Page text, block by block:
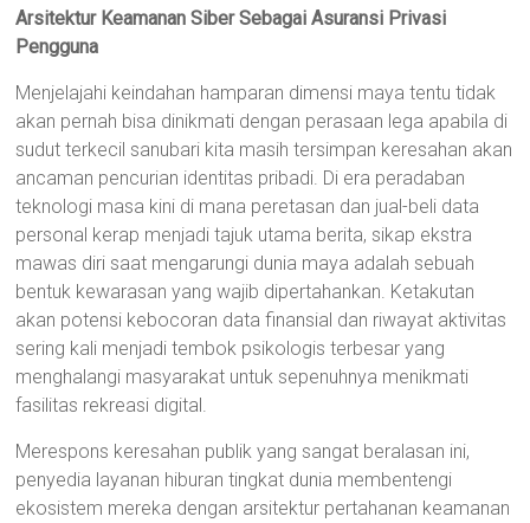
Arsitektur Keamanan Siber Sebagai Asuransi Privasi
Pengguna
Menjelajahi keindahan hamparan dimensi maya tentu tidak
akan pernah bisa dinikmati dengan perasaan lega apabila di
sudut terkecil sanubari kita masih tersimpan keresahan akan
ancaman pencurian identitas pribadi. Di era peradaban
teknologi masa kini di mana peretasan dan jual-beli data
personal kerap menjadi tajuk utama berita, sikap ekstra
mawas diri saat mengarungi dunia maya adalah sebuah
bentuk kewarasan yang wajib dipertahankan. Ketakutan
akan potensi kebocoran data finansial dan riwayat aktivitas
sering kali menjadi tembok psikologis terbesar yang
menghalangi masyarakat untuk sepenuhnya menikmati
fasilitas rekreasi digital.
Merespons keresahan publik yang sangat beralasan ini,
penyedia layanan hiburan tingkat dunia membentengi
ekosistem mereka dengan arsitektur pertahanan keamanan